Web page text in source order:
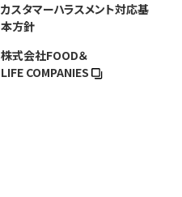
カスタマーハラスメント対応基
本方針
株式会社FOOD＆
LIFE COMPANIES